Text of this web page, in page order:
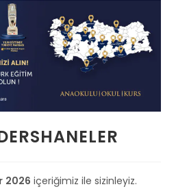
2026 içeriğimiz ile sizinleyiz.